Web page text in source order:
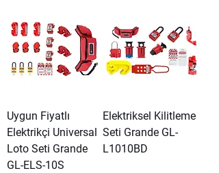
Uygun Fiyatlı
Elektrikçi Universal
Loto Seti Grande
GL-ELS-10S
Elektriksel Kilitleme
Seti Grande GL-
L1010BD